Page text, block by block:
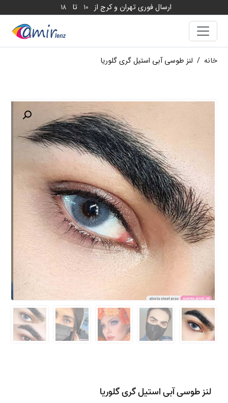
ارسال فوری تهران و کرج از 10 تا 18
خانه / لنز طوسی آبی استیل گری گلوریا
لنز طوسی آبی استیل گری گلوریا